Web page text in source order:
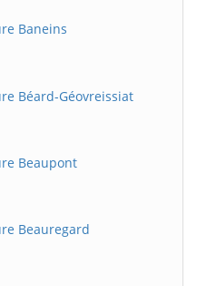
Baneins
Béard-Géovreissiat
Beaupont
Beauregard